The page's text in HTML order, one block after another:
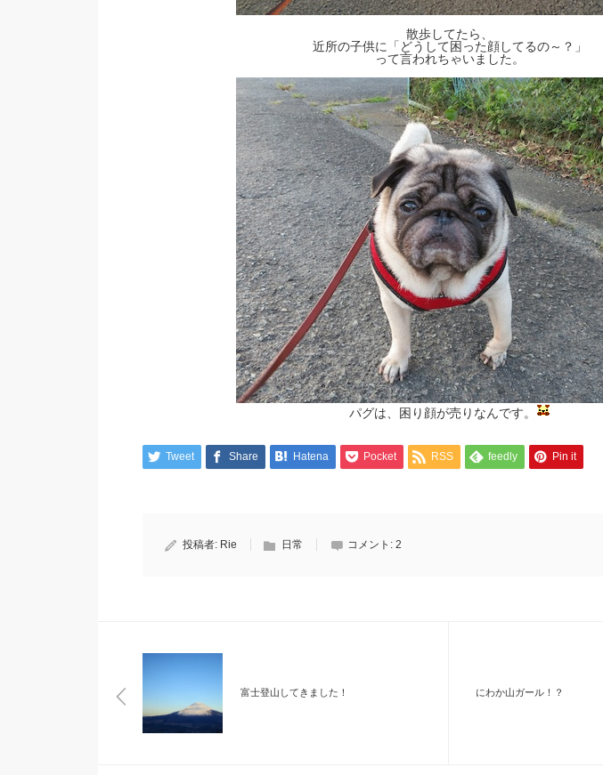
散歩してたら、
近所の子供に「どうして困った顔してるの～？」
って言われちゃいました。
パグは、困り顔が売りなんです。
Tweet Share Hatena Pocket RSS feedly Pin it
投稿者: Rie 日常 コメント: 2
富士登山してきました！ にわか山ガール！？